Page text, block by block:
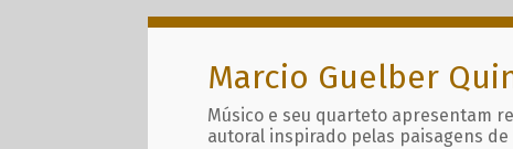
Marcio Guelber
Músico e seu quarteto apresentam
autoral inspirado pelas paisagens de